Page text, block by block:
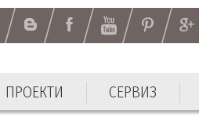
ПРОЕКТИ СЕРВИЗ